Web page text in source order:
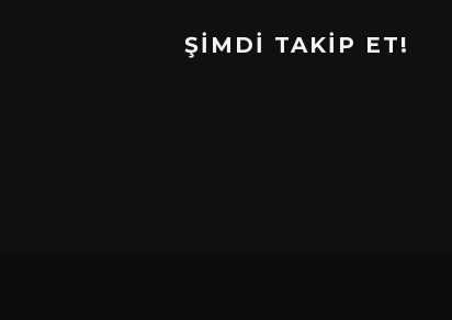
ŞİMDİ TAKİP ET!